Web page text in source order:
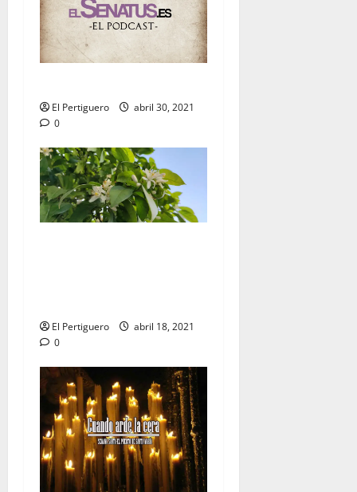
El Pertiguero
abril 30, 2021
0
El Pertiguero
abril 18, 2021
0